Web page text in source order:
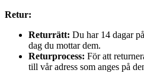
Retur:
Returrätt: Du har 14 dagar
dag du mottar dem.
Returprocess: För att
till vår adress som anges på